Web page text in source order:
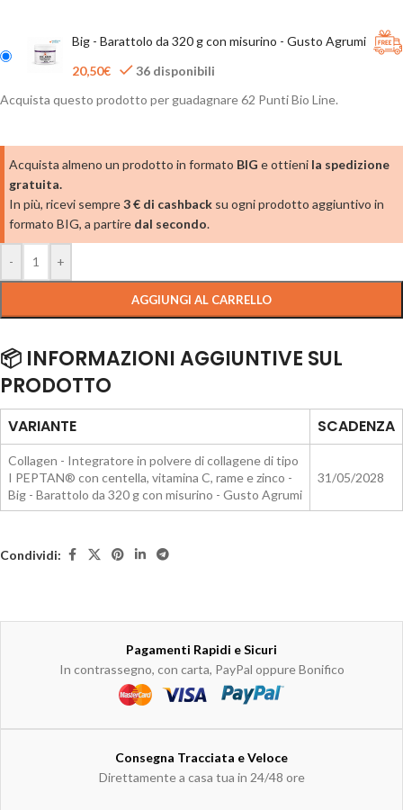
Big - Barattolo da 320 g con misurino - Gusto Agrumi
20,50€
36 disponibili
Acquista questo prodotto per guadagnare62 Punti Bio Line.
Acquista almeno un prodotto in formato BIG e ottieni la spedizione
gratuita.
In più, ricevi sempre3 € di cashback su ogni prodotto aggiuntivo in
formato BIG, a partire dal secondo.
- +
AGGIUNGI AL CARRELLO
📦 INFORMAZIONI AGGIUNTIVE SUL
PRODOTTO
VARIANTE SCADENZA
Collagen - Integratore in polvere di collagene di tipo
I PEPTAN® con centella, vitamina C, rame e zinco -
Big - Barattolo da 320 g con misurino - Gusto Agrumi
31/05/2028
Condividi:
Pagamenti Rapidi e Sicuri
In contrassegno, con carta, PayPal oppure Bonifico
Consegna Tracciata e Veloce
Direttamente a casa tua in 24/48 ore